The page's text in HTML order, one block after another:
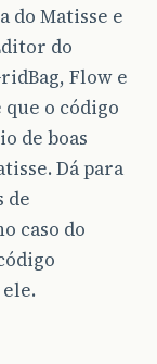
do Matisse e
do
Flow e
o código
de boas
Dá para
de
caso do